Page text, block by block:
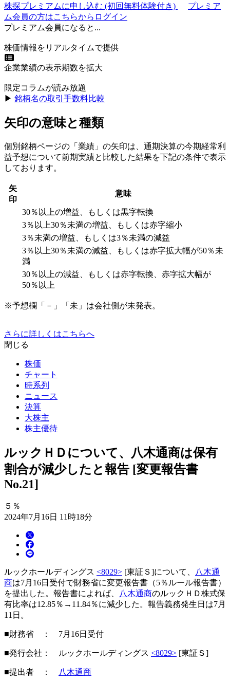
株探プレミアムに申し込む (初回無料体験付き)
プレミア
ム会員の方はこちらからログイン
プレミアム会員になると...
株価情報をリアルタイムで提供
企業業績の表示期数を拡大
限定コラムが読み放題
▶︎ 銘柄名の取引手数料比較
矢印の意味と種類
個別銘柄ページの「業績」の矢印は、通期決算の今期経常利
益予想について前期実績と比較した結果を下記の条件で表示
しております。
矢
印
意味
30％以上の増益、もしくは黒字転換
3％以上30％未満の増益、もしくは赤字縮小
3％未満の増益、もしくは3％未満の減益
3％以上30％未満の減益、もしくは赤字拡大幅が50％未
満
30％以上の減益、もしくは赤字転換、赤字拡大幅が
50％以上
※予想欄「－」「未」は会社側が未発表。
さらに詳しくはこちらへ
閉じる
株価
チャート
時系列
ニュース
決算
大株主
株主優待
ルックＨＤについて、八木通商は保有
割合が減少したと報告 [変更報告書
No.21]
５％
2024年7月16日 11時18分
ルックホールディングス <8029> [東証Ｓ]について、
八木通
商は7月16日受付で財務省に変更報告書（5％ルール報告書）
を提出した。報告書によれば、
八木通商のルックＨＤ株式保
有比率は12.85％→11.84％に減少した。報告義務発生日は7月
11日。
■財務省 ： 7月16日受付
■発行会社： ルックホールディングス <8029> [東証Ｓ]
■提出者 ： 八木通商